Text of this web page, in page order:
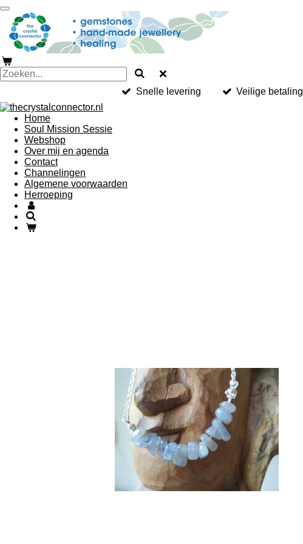
Ga
direct
naar
de
hoofdinhoud
Snelle levering Veilige betaling
Home
Soul Mission Sessie
Webshop
Over mij en agenda
Contact
Channelingen
Algemene voorwaarden
Herroeping